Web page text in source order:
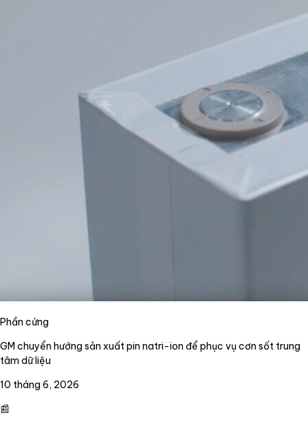
Phần cứng
GM chuyển hướng sản xuất pin natri-ion để phục vụ cơn sốt trung
tâm dữ liệu
10 tháng 6, 2026
📰